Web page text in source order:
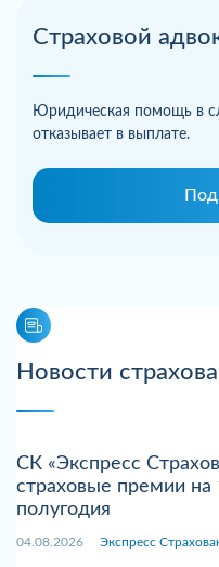
Страховой
Юридическая помощь в
отказывает в выплате.
Новости
СК «Экспресс
страховые премии на
полугодия
04.08.2026 Экспресс